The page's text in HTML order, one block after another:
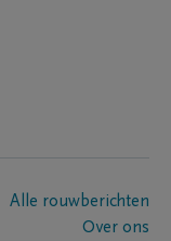
Alle rouwberichten
Over ons